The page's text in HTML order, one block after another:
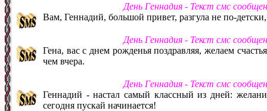
День Геннадия - Текст смс
Вам, Геннадий, большой привет, разгула не по-
День Геннадия - Текст смс
Гена, вас с днем рожденья поздравляя, желаем
чем вчера.
День Геннадия - Текст смс
Геннадий - настал самый классный из дней:
сегодня пускай начинается!